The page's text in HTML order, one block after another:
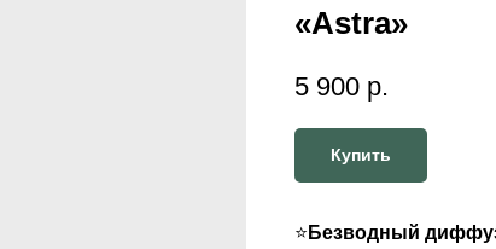
«Astra»
5 900 р.
Купить
⭐️ Безводный